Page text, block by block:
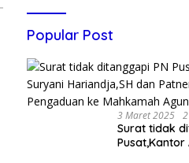
Popular Post
3 Maret 2025
Surat tidak